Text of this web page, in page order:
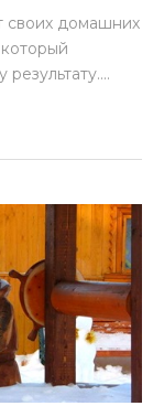
своих домашних